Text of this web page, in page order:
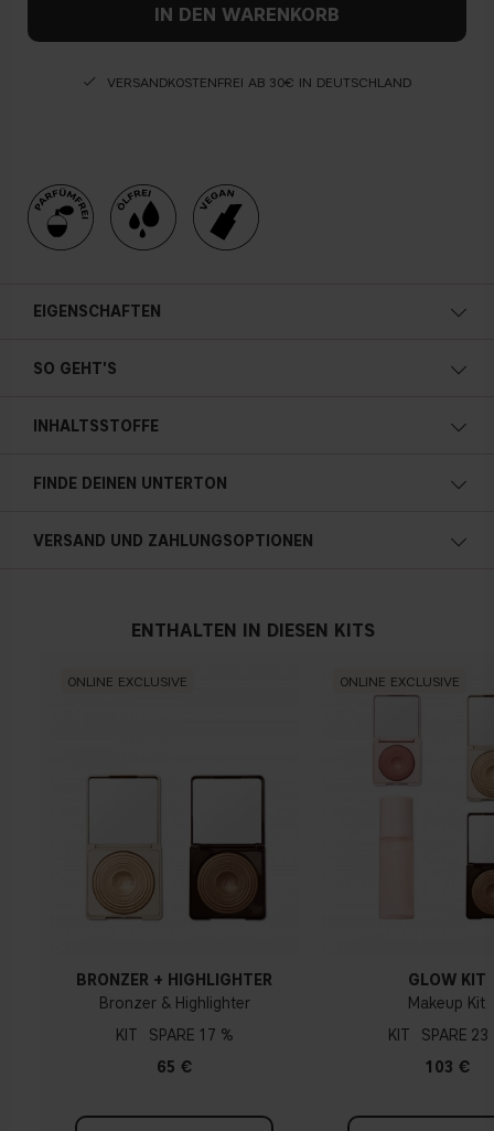
IN DEN WARENKORB
VERSANDKOSTENFREI AB 30€ IN DEUTSCHLAND
EIGENSCHAFTEN
SO GEHT'S
INHALTSSTOFFE
FINDE DEINEN UNTERTON
Blauer, rosa oder rötlicher teint
Kein offensichtlicher Blau-, Rosa- oder Gelbton
VERSAND UND ZAHLUNGSOPTIONEN
ENTHALTEN IN DIESEN KITS
ONLINE EXCLUSIVE
BRONZER + HIGHLIGHTER
Bronzer & Highlighter
KIT
17 %
65 €
ONLINE EXCLUSIVE
GLOW KIT
Makeup Kit
KIT
23
103 €